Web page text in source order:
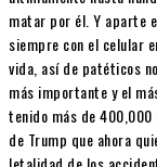
matar por él. Y aparte
siempre con el celular
vida, así de patéticos
más importante y el
tenido más de 400,000
de Trump que ahora